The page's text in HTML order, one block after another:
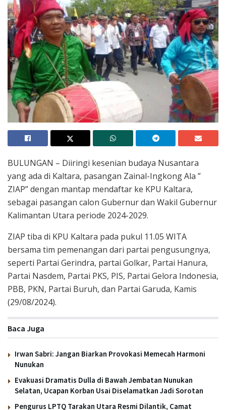
BULUNGAN – Diiringi kesenian budaya Nusantara
yang ada di Kaltara, pasangan Zainal-Ingkong Ala ”
ZIAP” dengan mantap mendaftar ke KPU Kaltara,
sebagai pasangan calon Gubernur dan Wakil Gubernur
Kalimantan Utara periode 2024-2029.
ZIAP tiba di KPU Kaltara pada pukul 11.05 WITA
bersama tim pemenangan dari partai pengusungnya,
seperti Partai Gerindra, partai Golkar, Partai Hanura,
Partai Nasdem, Partai PKS, PIS, Partai Gelora Indonesia,
PBB, PKN, Partai Buruh, dan Partai Garuda, Kamis
(29/08/2024).
Baca Juga
Irwan Sabri: Jangan Biarkan Provokasi Memecah Harmoni
Nunukan
Evakuasi Dramatis Dulla di Bawah Jembatan Nunukan
Selatan, Ucapan Korban Usai Diselamatkan Jadi Sorotan
Pengurus LPTQ Tarakan Utara Resmi Dilantik, Camat